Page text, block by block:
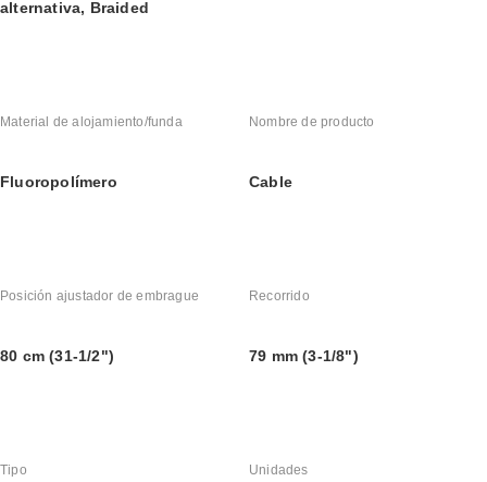
alternativa, Braided
Material de alojamiento/funda
Fluoropolímero
Nombre de producto
Cable
Posición ajustador de embrague
80 cm (31-1/2")
Recorrido
79 mm (3-1/8")
Tipo Unidades